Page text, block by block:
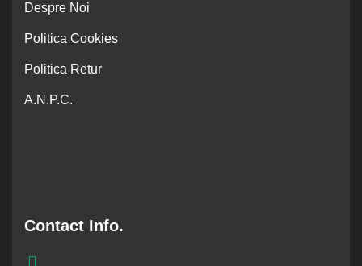
Despre Noi
Politica Cookies
Politica Retur
A.N.P.C.
Contact Info.